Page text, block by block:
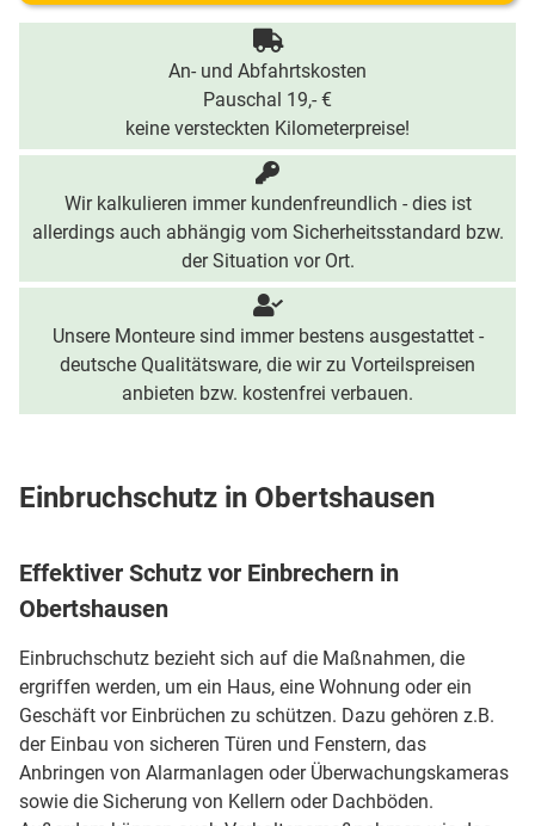
An- und Abfahrtskosten
Pauschal 19,- €
keine versteckten Kilometerpreise!
Wir kalkulieren immer kundenfreundlich - dies ist
allerdings auch abhängig vom Sicherheitsstandard bzw.
der Situation vor Ort.
Unsere Monteure sind immer bestens ausgestattet -
deutsche Qualitätsware, die wir zu Vorteilspreisen
anbieten bzw. kostenfrei verbauen.
Einbruchschutz in Obertshausen
Effektiver Schutz vor Einbrechern in
Obertshausen
Einbruchschutz bezieht sich auf die Maßnahmen, die
ergriffen werden, um ein Haus, eine Wohnung oder ein
Geschäft vor Einbrüchen zu schützen. Dazu gehören z.B.
der Einbau von sicheren Türen und Fenstern, das
Anbringen von Alarmanlagen oder Überwachungskameras
sowie die Sicherung von Kellern oder Dachböden.